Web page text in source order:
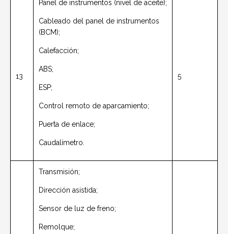
13
Panel de instrumentos (nivel de aceite);
Cableado del panel de instrumentos
(BCM);
Calefacción;
ABS;
ESP;
Control remoto de aparcamiento;
Puerta de enlace;
Caudalímetro.
5
Transmisión;
Dirección asistida;
Sensor de luz de freno;
Remolque;